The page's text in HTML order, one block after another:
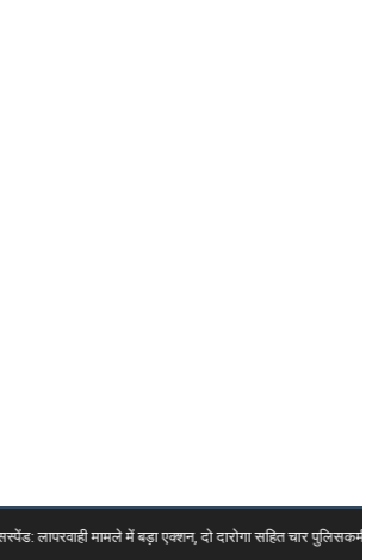
लापरवाही मामले में बड़ा एक्शन, दो दारोगा सहित चार पुलिसकर्मी